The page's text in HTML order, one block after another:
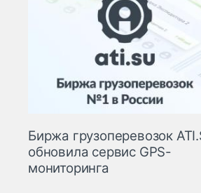
Биржа грузоперевозок
обновила сервис GPS-
мониторинга